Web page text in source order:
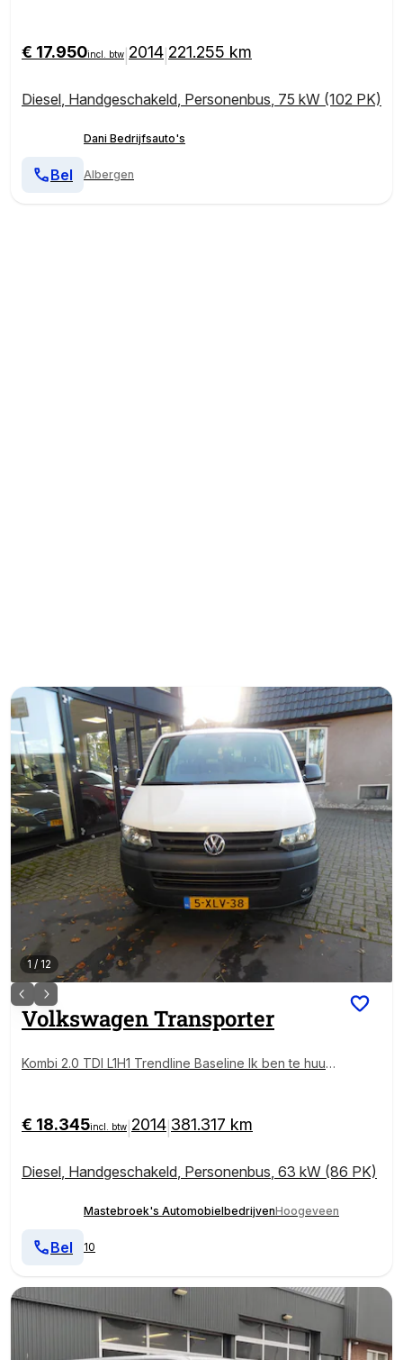
€ 17.950incl. btw 2014 221.255 km
Diesel, Handgeschakeld, Personenbus, 75 kW (102 PK)
Dani Bedrijfsauto's
Albergen
Bel
1 / 12
VolkswagenTransporter
Kombi 2.0 TDI L1H1 Trendline Baseline Ik ben te huur
€ 18.345incl. btw 2014 381.317 km
Diesel, Handgeschakeld, Personenbus, 63 kW (86 PK)
Mastebroek's AutomobielbedrijvenHoogeveen
10
Bel